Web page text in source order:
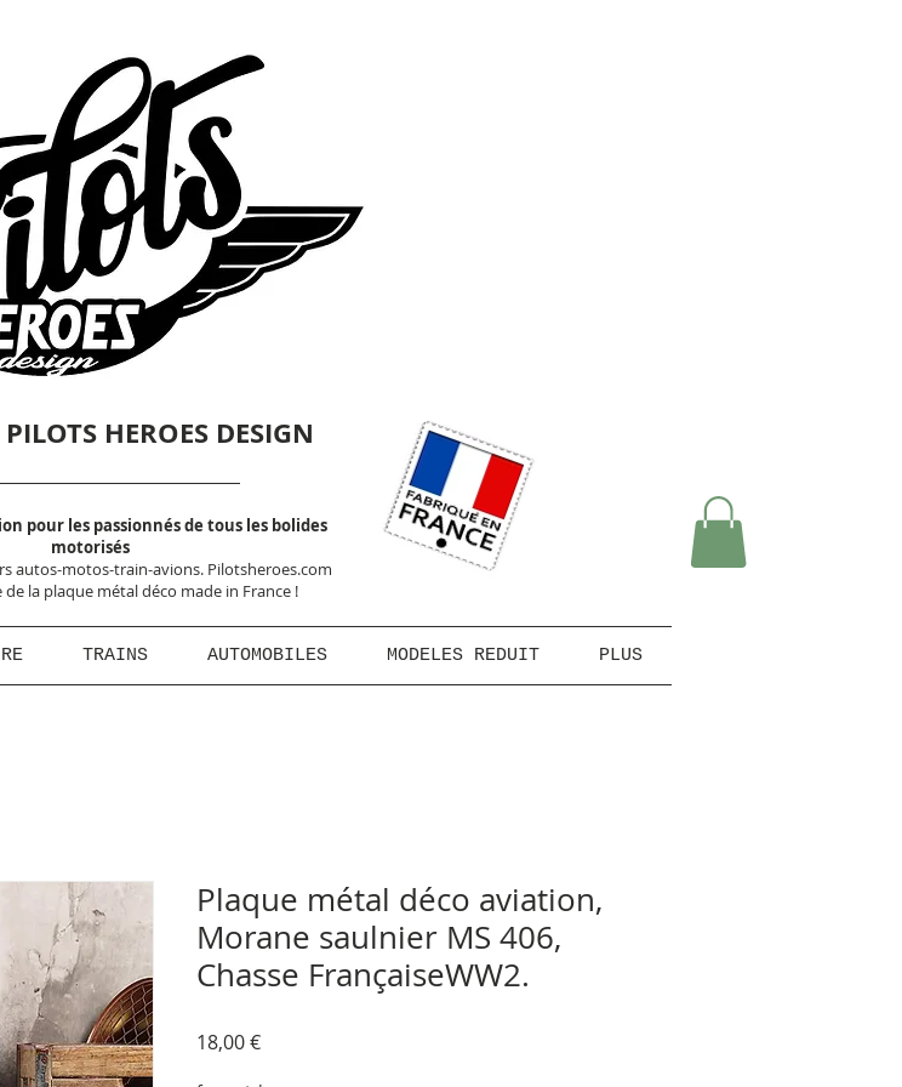
HEROES DESIGN
pour les passionnés de tous les bolides
motorisés
autos-motos-train-avions. Pilotsheroes.com
de la plaque métal déco made in France !
TRAINS AUTOMOBILES MODELES REDUIT PLUS
Plaque métal déco aviation,
Morane saulnier MS 406,
Chasse FrançaiseWW2.
18,00 €Prix